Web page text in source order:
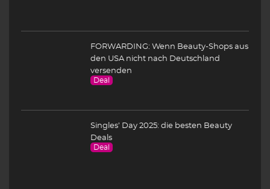
FORWARDING: Wenn Beauty-Shops aus
den USA nicht nach Deutschland
versenden
Deal
Singles’ Day 2025: die besten Beauty
Deals
Deal